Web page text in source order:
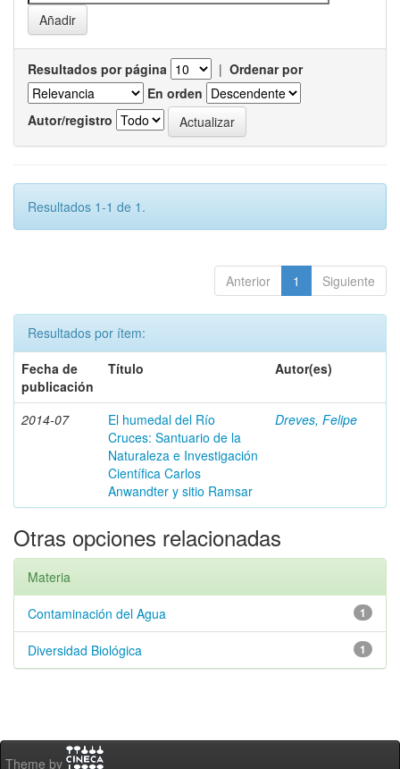
Resultados por página | Ordenar por
En orden
Autor/registro
Resultados 1-1 de 1.
Anterior 1 Siguiente
Resultados por ítem:
Fecha de
publicación
Título Autor(es)
2014-07
El humedal del Río
Cruces: Santuario de la
Naturaleza e Investigación
Científica Carlos
Anwandter y sitio Ramsar
Dreves, Felipe
Otras opciones relacionadas
Materia
1
Contaminación del Agua
1
Diversidad Biológica
Theme by